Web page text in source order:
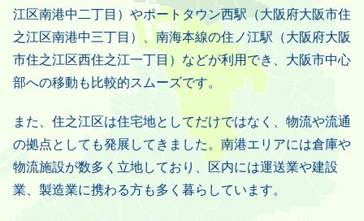
江区南港中二丁目）やポートタウン西駅（大阪府大阪市住
之江区南港中三丁目）、南海本線の住ノ江駅（大阪府大阪
市住之江区西住之江一丁目）などが利用でき、大阪市中心
部への移動も比較的スムーズです。
また、住之江区は住宅地としてだけではなく、物流や流通
の拠点としても発展してきました。南港エリアには倉庫や
物流施設が数多く立地しており、区内には運送業や建設
業、製造業に携わる方も多く暮らしています。